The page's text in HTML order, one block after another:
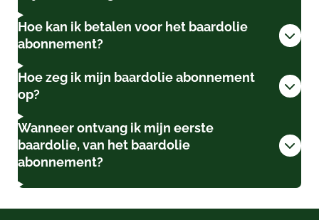
Hoe kan ik betalen voor het baardolie
abonnement?
Hoe zeg ik mijn baardolie abonnement
op?
Wanneer ontvang ik mijn eerste
baardolie, van het baardolie
abonnement?